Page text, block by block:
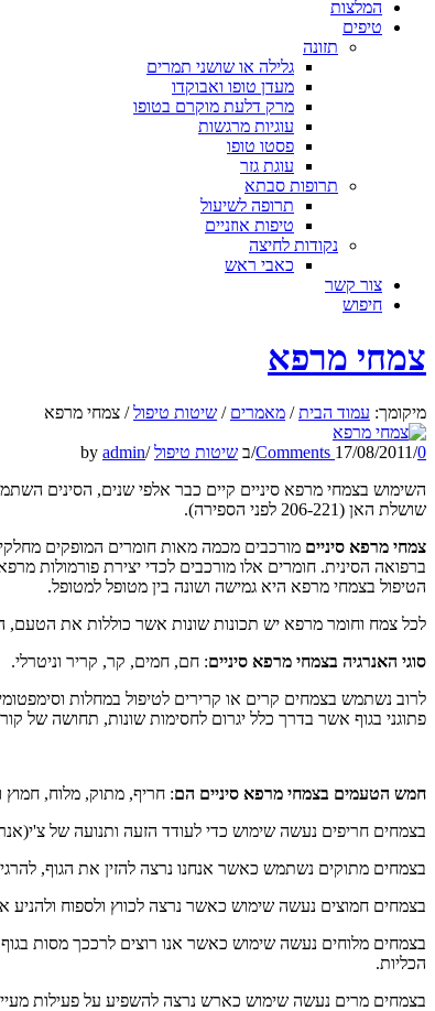
המלצות
טיפים
תזונה
גלילה או שושני תמרים
מעדן טופו ואבוקדו
מרק דלעת מוקרם בטופו
עוגיות מרגשות
פסטו טופו
עוגת גזר
תרופות סבתא
תרופה לשיעול
טיפות אוזניים
נקודות לחיצה
כאבי ראש
צור קשר
חיפוש
צמחי מרפא
מיקומך: עמוד הבית / מאמרים / שיטות טיפול / צמחי מרפא
17/08/2011/0 Comments
/ב שיטות טיפול /
by admin
השימוש בצמחי מרפא סיניים קיים כבר אלפי שנים, הסינים
שושלת האן (206-221 לפני הספירה).
צמחי מרפא סיניים מורכבים מכמה מאות חומרים המופקים
ברפואה הסינית. חומרים אלו מורכבים לכדי יצירת פורמולות
הטיפול בצמחי מרפא היא גמישה ושונה בין מטופל למטופל.
לכל צמח וחומר מרפא יש תכונות שונות אשר כוללות את הטעם,
סוגי האנרגיה בצמחי מרפא סיניים: חם, חמים, קר, קריר וניטרלי.
לרוב נשתמש בצמחים קרים או קרירים לטיפול במחלות
פתוגני בגוף אשר בדרך כלל יגרום לחסימות שונות, תחושה של
חמש הטעמים בצמחי מרפא סיניים הם: חריף, מתוק, מלוח, חמוץ
בצמחים חריפים נעשה שימוש כדי לעודד הזעה ותנועה של
בצמחים מתוקים נשתמש כאשר אנחנו נרצה להזין את הגוף,
בצמחים חמוצים נעשה שימוש כאשר נרצה לכווץ ולספוח
בצמחים מלוחים נעשה שימוש כאשר אנו רוצים לרככך מסות
הכליות.
בצמחים מרים נעשה שימוש כארש נרצה להשפיע על פעילות